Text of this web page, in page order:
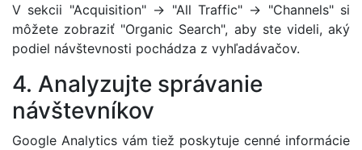
V sekcii "Acquisition" -> "All Traffic" -> "Channels" si
môžete zobraziť "Organic Search", aby ste videli, aký
podiel návštevnosti pochádza z vyhľadávačov.
4. Analyzujte správanie
návštevníkov
Google Analytics vám tiež poskytuje cenné informácie